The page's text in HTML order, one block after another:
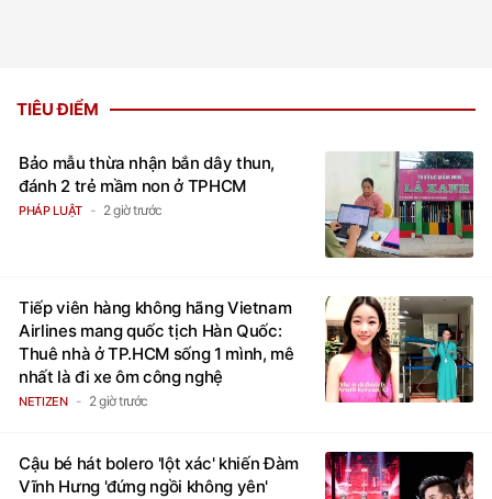
TIÊU ĐIỂM
Bảo mẫu thừa nhận bắn dây thun,
đánh 2 trẻ mầm non ở TPHCM
PHÁP LUẬT 2 giờ trước
Tiếp viên hàng không hãng Vietnam
Airlines mang quốc tịch Hàn Quốc:
Thuê nhà ở TP.HCM sống 1 mình, mê
nhất là đi xe ôm công nghệ
NETIZEN 2 giờ trước
Cậu bé hát bolero 'lột xác' khiến Đàm
Vĩnh Hưng 'đứng ngồi không yên'